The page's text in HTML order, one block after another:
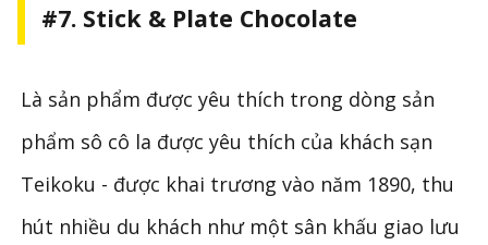
#7. Stick & Plate Chocolate
Là sản phẩm được yêu thích trong dòng sản
phẩm sô cô la được yêu thích của khách sạn
Teikoku - được khai trương vào năm 1890, thu
hút nhiều du khách như một sân khấu giao lưu